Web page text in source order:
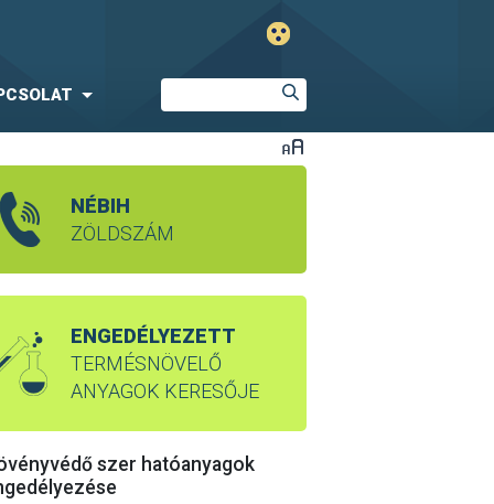
NÉBIH
ZÖLDSZÁM
ENGEDÉLYEZETT
TERMÉSNÖVELŐ
ANYAGOK KERESŐJE
szer hatóanyagok